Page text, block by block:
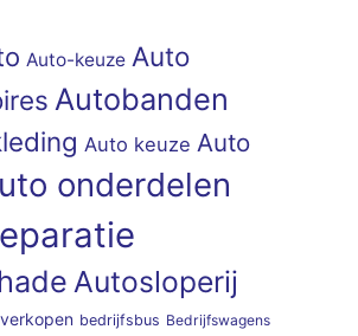
Auto-keuze Auto
Autobanden
Auto keuze Auto
onderdelen
Autosloperij
bedrijfsbus Bedrijfswagens